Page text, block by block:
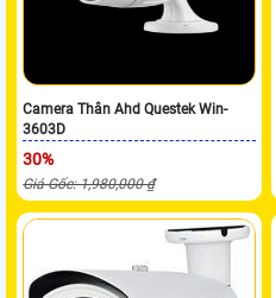
Camera Thân Ahd Questek Win-
3603D
30%
Giá Gốc: 1,980,000 ₫